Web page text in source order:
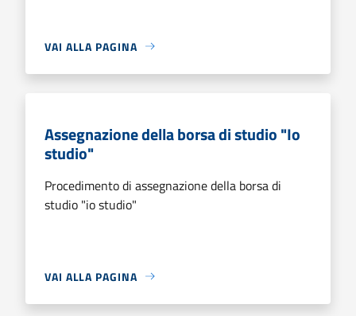
VAI ALLA PAGINA
Assegnazione della borsa di studio "Io
studio"
Procedimento di assegnazione della borsa di
studio "io studio"
VAI ALLA PAGINA